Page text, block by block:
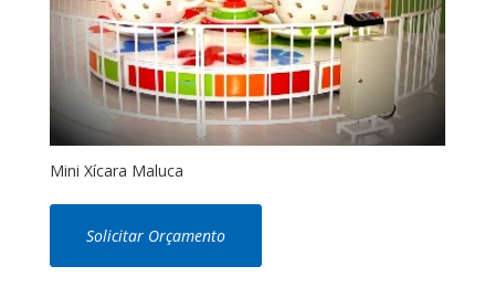
Mini Xícara Maluca
Solicitar Orçamento